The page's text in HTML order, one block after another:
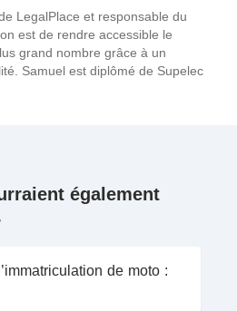
LegalPlace et responsable du
est de rendre accessible le
grand nombre grâce à un
Samuel est diplômé de Supelec
également
de moto :